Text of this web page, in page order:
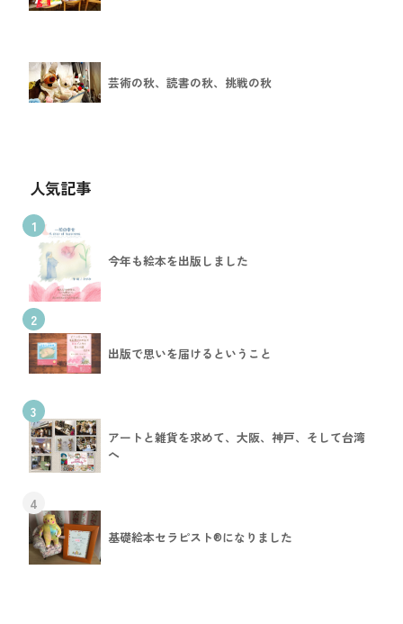
芸術の秋、読書の秋、挑戦の秋
人気記事
1
今年も絵本を出版しました
2
出版で思いを届けるということ
3
アートと雑貨を求めて、大阪、神戸、そして台湾
へ
4
基礎絵本セラピスト®︎になりました